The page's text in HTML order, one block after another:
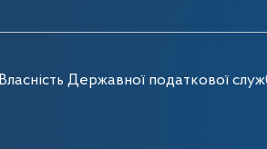
Власність Державної податкової